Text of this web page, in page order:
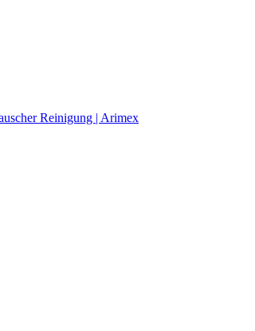
Reinigung | Arimex